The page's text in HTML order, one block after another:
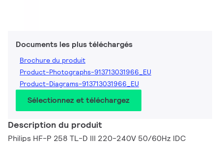
Documents les plus téléchargés
Brochure du produit
Product-Photographs-913713031966_EU
Product-Diagrams-913713031966_EU
Sélectionnez et téléchargez
Description du produit
Philips HF-P 258 TL-D III 220-240V 50/60Hz IDC